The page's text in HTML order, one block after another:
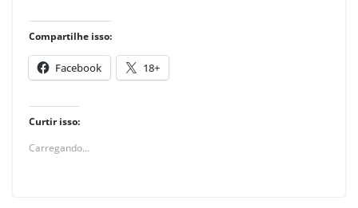
Compartilhe isso:
Facebook 18+
Curtir isso:
Carregando...